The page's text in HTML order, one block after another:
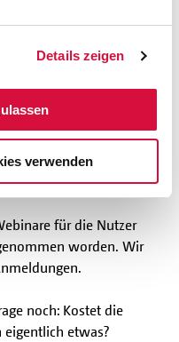
Details zeigen
verwenden
hat. Es ist einfach an
die digitale
in der
für die Nutzer
worden. Wir
noch: Kostet die
etwas?